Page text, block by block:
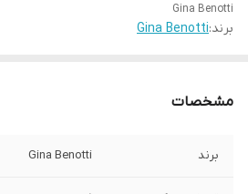
Gina Benotti
برند:Gina Benotti
مشخصات
برند Gina Benotti